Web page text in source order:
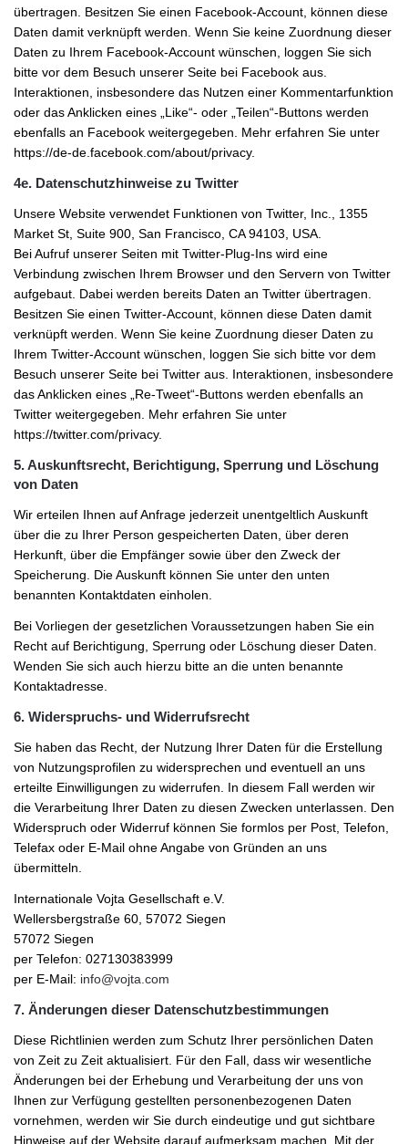
übertragen. Besitzen Sie einen Facebook-Account, können diese
Daten damit verknüpft werden. Wenn Sie keine Zuordnung dieser
Daten zu Ihrem Facebook-Account wünschen, loggen Sie sich
bitte vor dem Besuch unserer Seite bei Facebook aus.
Interaktionen, insbesondere das Nutzen einer Kommentarfunktion
oder das Anklicken eines „Like“- oder „Teilen“-Buttons werden
ebenfalls an Facebook weitergegeben. Mehr erfahren Sie unter
https://de-de.facebook.com/about/privacy.
4e. Datenschutzhinweise zu Twitter
Unsere Website verwendet Funktionen von Twitter, Inc., 1355
Market St, Suite 900, San Francisco, CA 94103, USA.
Bei Aufruf unserer Seiten mit Twitter-Plug-Ins wird eine
Verbindung zwischen Ihrem Browser und den Servern von Twitter
aufgebaut. Dabei werden bereits Daten an Twitter übertragen.
Besitzen Sie einen Twitter-Account, können diese Daten damit
verknüpft werden. Wenn Sie keine Zuordnung dieser Daten zu
Ihrem Twitter-Account wünschen, loggen Sie sich bitte vor dem
Besuch unserer Seite bei Twitter aus. Interaktionen, insbesondere
das Anklicken eines „Re-Tweet“-Buttons werden ebenfalls an
Twitter weitergegeben. Mehr erfahren Sie unter
https://twitter.com/privacy.
5. Auskunftsrecht, Berichtigung, Sperrung und Löschung
von Daten
Wir erteilen Ihnen auf Anfrage jederzeit unentgeltlich Auskunft
über die zu Ihrer Person gespeicherten Daten, über deren
Herkunft, über die Empfänger sowie über den Zweck der
Speicherung. Die Auskunft können Sie unter den unten
benannten Kontaktdaten einholen.
Bei Vorliegen der gesetzlichen Voraussetzungen haben Sie ein
Recht auf Berichtigung, Sperrung oder Löschung dieser Daten.
Wenden Sie sich auch hierzu bitte an die unten benannte
Kontaktadresse.
6. Widerspruchs- und Widerrufsrecht
Sie haben das Recht, der Nutzung Ihrer Daten für die Erstellung
von Nutzungsprofilen zu widersprechen und eventuell an uns
erteilte Einwilligungen zu widerrufen. In diesem Fall werden wir
die Verarbeitung Ihrer Daten zu diesen Zwecken unterlassen. Den
Widerspruch oder Widerruf können Sie formlos per Post, Telefon,
Telefax oder E-Mail ohne Angabe von Gründen an uns
übermitteln.
Internationale Vojta Gesellschaft e.V.
Wellersbergstraße 60, 57072 Siegen
57072 Siegen
per Telefon: 027130383999
per E-Mail: info@vojta.com
7. Änderungen dieser Datenschutzbestimmungen
Diese Richtlinien werden zum Schutz Ihrer persönlichen Daten
von Zeit zu Zeit aktualisiert. Für den Fall, dass wir wesentliche
Änderungen bei der Erhebung und Verarbeitung der uns von
Ihnen zur Verfügung gestellten personenbezogenen Daten
vornehmen, werden wir Sie durch eindeutige und gut sichtbare
Hinweise auf der Website darauf aufmerksam machen. Mit der